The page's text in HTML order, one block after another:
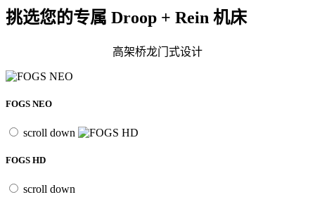
挑选您的专属 Droop + Rein 机床
高架桥龙门式设计
FOGS NEO
scroll down
FOGS HD
scroll down